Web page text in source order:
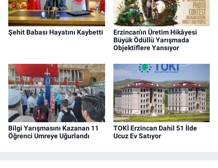
Şehit Babası Hayatını Kaybetti
Erzincan'ın Üretim Hikâyesi
Büyük Ödüllü Yarışmada
Objektiflere Yansıyor
Bilgi Yarışmasını Kazanan 11
Öğrenci Umreye Uğurlandı
TOKİ Erzincan Dahil 51 İlde
Ucuz Ev Satıyor